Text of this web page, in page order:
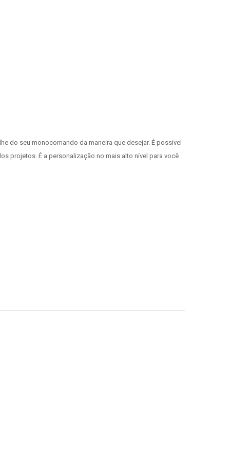
do seu monocomando da maneira que desejar. É possível
projetos. É a personalização no mais alto nível para você